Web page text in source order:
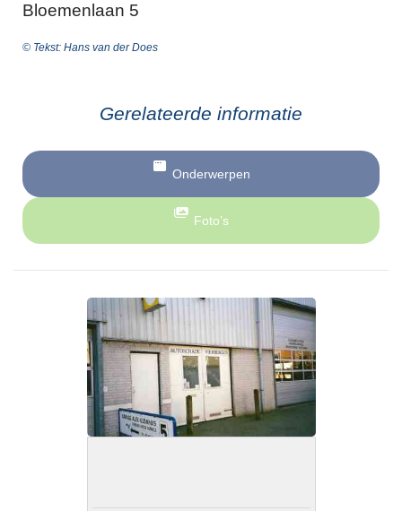
Bloemenlaan 5
© Tekst: Hans van der Does
Gerelateerde informatie
Onderwerpen
Foto’s